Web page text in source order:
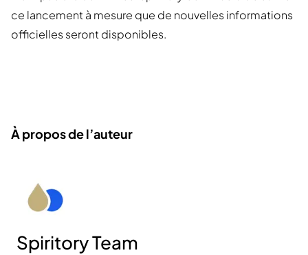
ce lancement à mesure que de nouvelles informations
officielles seront disponibles.
À propos de l’auteur
Spiritory Team